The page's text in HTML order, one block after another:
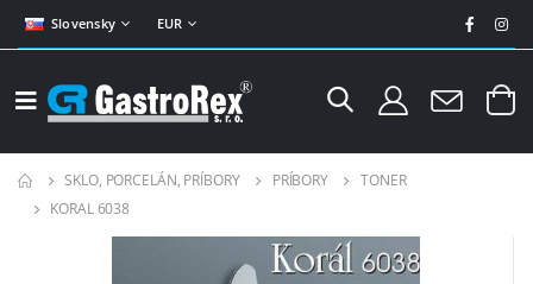
Slovensky EUR
SKLO, PORCELÁN, PRÍBORY PRÍBORY
TONER
KORAL 6038